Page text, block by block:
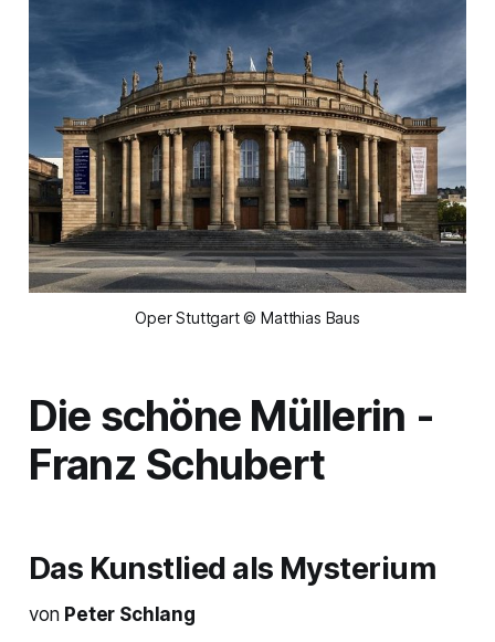
Oper Stuttgart © Matthias Baus
Die schöne Müllerin -
Franz Schubert
Das Kunstlied als Mysterium
von Peter Schlang